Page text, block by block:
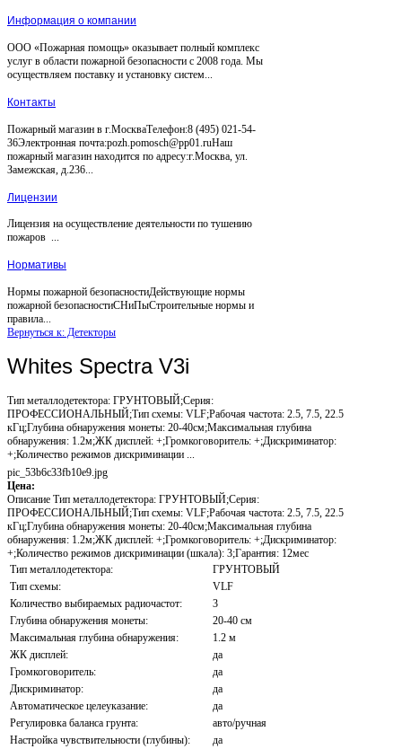
Информация о компании
ООО «Пожарная помощь» оказывает полный комплекс
услуг в области пожарной безопасности с 2008 года. Мы
осуществляем поставку и установку систем...
Контакты
Пожарный магазин в г.МоскваТелефон:8 (495) 021-54-
36Электронная почта:pozh.pomosch@pp01.ruНаш
пожарный магазин находится по адресу:г.Москва, ул.
Замежская, д.236...
Лицензии
Лицензия на осуществление деятельности по тушению
пожаров ...
Нормативы
Нормы пожарной безопасностиДействующие нормы
пожарной безопасностиСНиПыСтроительные нормы и
правила...
Вернуться к: Детекторы
Whites Spectra V3i
Тип металлодетектора: ГРУНТОВЫЙ;Серия:
ПРОФЕССИОНАЛЬНЫЙ;Тип схемы: VLF;Рабочая частота: 2.5, 7.5, 22.5
кГц;Глубина обнаружения монеты: 20-40см;Максимальная глубина
обнаружения: 1.2м;ЖК дисплей: +;Громкоговоритель: +;Дискриминатор:
+;Количество режимов дискриминации ...
pic_53b6c33fb10e9.jpg
Цена:
Описание Тип металлодетектора: ГРУНТОВЫЙ;Серия:
ПРОФЕССИОНАЛЬНЫЙ;Тип схемы: VLF;Рабочая частота: 2.5, 7.5, 22.5
кГц;Глубина обнаружения монеты: 20-40см;Максимальная глубина
обнаружения: 1.2м;ЖК дисплей: +;Громкоговоритель: +;Дискриминатор:
+;Количество режимов дискриминации (шкала): 3;Гарантия: 12мес
Тип металлодетектора:
ГРУНТОВЫЙ
Тип схемы:
VLF
Количество выбираемых радиочастот:
3
Глубина обнаружения монеты:
20-40 см
Максимальная глубина обнаружения:
1.2 м
ЖК дисплей:
да
Громкоговоритель:
да
Дискриминатор:
да
Автоматическое целеуказание:
да
Регулировка баланса грунта:
авто/ручная
Настройка чувствительности (глубины):
да